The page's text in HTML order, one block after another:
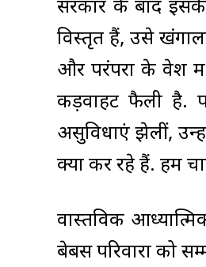
सरकार के बाद
विस्तृत हैं, उसे
और परंपरा के वेश
कड़वाहट फैली है.
असुविधाएं झेलीं,
क्यों कर रहे हैं. हम
वास्तविक
बेबस परिवारों को